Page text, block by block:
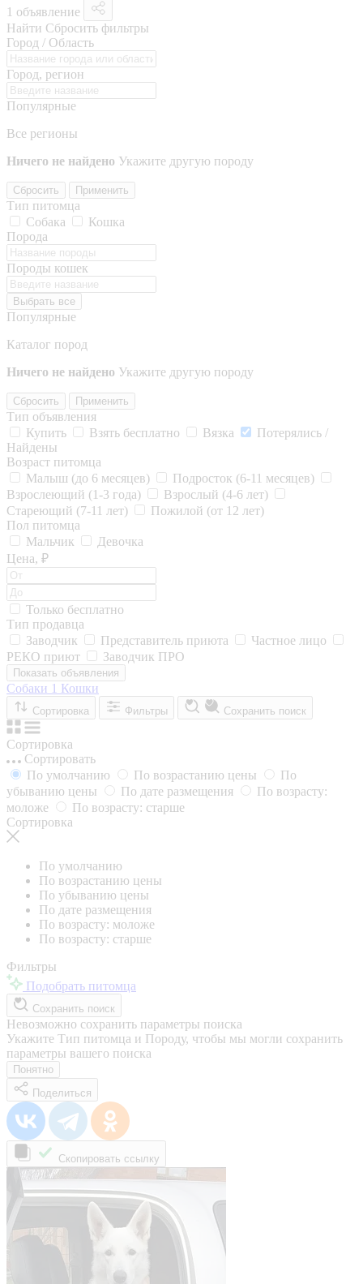
1 объявление
Найти Сбросить фильтры
Город / Область
Город, регион
Популярные
Все регионы
Ничего не найдено Укажите другую породу
Сбросить Применить
Тип питомца
Собака
Кошка
Порода
Породы кошек
Выбрать все
Популярные
Каталог пород
Ничего не найдено Укажите другую породу
Сбросить Применить
Тип объявления
Купить
Взять бесплатно Вязка
Потерялись /
Найдены
Возраст питомца
Малыш (до 6 месяцев)
Подросток (6-11 месяцев)
Взрослеющий (1-3 года)
Взрослый (4-6 лет)
Стареющий (7-11 лет)
Пожилой (от 12 лет)
Пол питомца
Мальчик
Девочка
Цена, ₽
Только бесплатно
Тип продавца
Заводчик
Представитель приюта
Частное лицо
РЕКО приют
Заводчик ПРО
Показать объявления
Собаки 1 Кошки
Сортировка Фильтры Сохранить поиск
Сортировка
Сортировать
По умолчанию
По возрастанию цены
По
убыванию цены
По дате размещения
По возрасту:
моложе
По возрасту: старше
Сортировка
По умолчанию
По возрастанию цены
По убыванию цены
По дате размещения
По возрасту: моложе
По возрасту: старше
Фильтры
Подобрать питомца
Сохранить поиск
Невозможно сохранить параметры поиска
Укажите Тип питомца и Породу, чтобы мы могли сохранить
параметры вашего поиска
Понятно
Поделиться
Скопировать ссылку